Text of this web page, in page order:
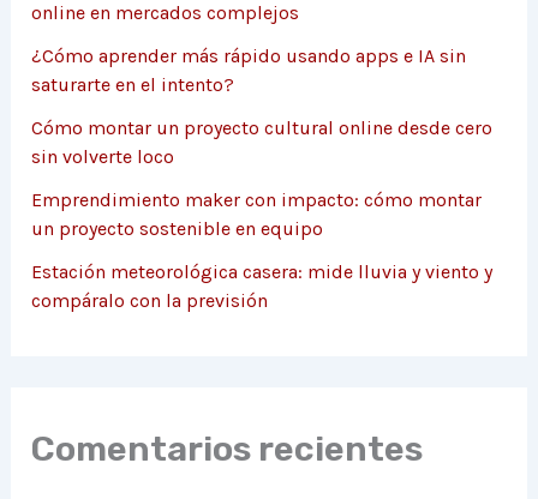
online en mercados complejos
¿Cómo aprender más rápido usando apps e IA sin
saturarte en el intento?
Cómo montar un proyecto cultural online desde cero
sin volverte loco
Emprendimiento maker con impacto: cómo montar
un proyecto sostenible en equipo
Estación meteorológica casera: mide lluvia y viento y
compáralo con la previsión
Comentarios recientes